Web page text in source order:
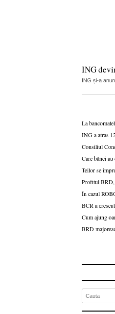
ING
ING și-a
La
ING a atras
Consiliul
Care bănci
Teilor se
Profitul BRD,
În cazul
BCR a
Cum ajung
BRD